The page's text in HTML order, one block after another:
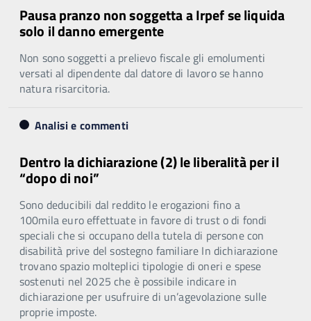
Pausa pranzo non soggetta a Irpef se liquida
solo il danno emergente
Non sono soggetti a prelievo fiscale gli emolumenti
versati al dipendente dal datore di lavoro se hanno
natura risarcitoria.
Analisi e commenti
Dentro la dichiarazione (2) le liberalità per il
“dopo di noi”
Sono deducibili dal reddito le erogazioni fino a
100mila euro effettuate in favore di trust o di fondi
speciali che si occupano della tutela di persone con
disabilità prive del sostegno familiare In dichiarazione
trovano spazio molteplici tipologie di oneri e spese
sostenuti nel 2025 che è possibile indicare in
dichiarazione per usufruire di un’agevolazione sulle
proprie imposte.